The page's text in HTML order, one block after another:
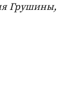
Грушины,